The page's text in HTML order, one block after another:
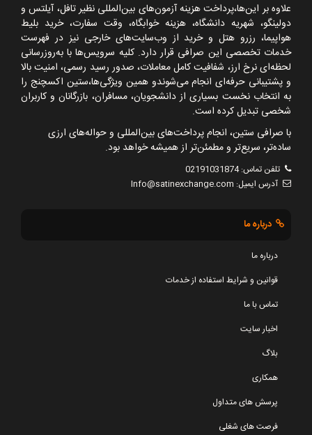
علاوه بر این‌ها،پرداخت هزینه آزمون‌های بین‌المللی نظیر تافل، آیلتس و
دولینگو، شهریه دانشگاه، هزینه خوابگاه، وقت سفارت، خرید بلیط
هواپیما، رزرو هتل و خرید از وب‌سایت‌های خارجی نیز در فهرست
خدمات تخصصی این صرافی قرار دارد. کلیه سرویس‌ها با به‌روزرسانی
لحظه‌ای نرخ ارز، شفافیت کامل معاملات، صدور رسید رسمی، امنیت بالا
و پشتیبانی حرفه‌ای انجام می‌شوندو همین ویژگی‌ها،ستین اکسچنج را
به انتخاب نخست بسیاری از دانشجویان، مسافران، بازرگانان و کاربران
شخصی تبدیل کرده است.
با صرافی ستین، انجام پرداخت‌های بین‌المللی و حواله‌های ارزی
ساده‌تر، سریع‌تر و مطمئن‌تر از همیشه خواهد بود.
تلفن تماس:02191031874
آدرس ایمیل: Info@satinexchange.com
درباره ما
درباره ما
قوانین و شرایط استفاده از خدمات
تماس با ما
اخبار سایت
بلاگ
همکاری
پرسش های متداول
فرصت های شغلی